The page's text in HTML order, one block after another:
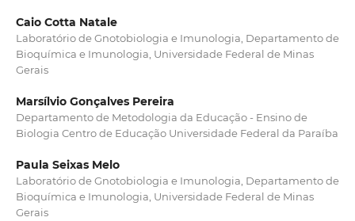
Caio Cotta Natale
Laboratório de Gnotobiologia e Imunologia, Departamento de
Bioquímica e Imunologia, Universidade Federal de Minas
Gerais
Marsílvio Gonçalves Pereira
Departamento de Metodologia da Educação - Ensino de
Biologia Centro de Educação Universidade Federal da Paraíba
Paula Seixas Melo
Laboratório de Gnotobiologia e Imunologia, Departamento de
Bioquímica e Imunologia, Universidade Federal de Minas
Gerais